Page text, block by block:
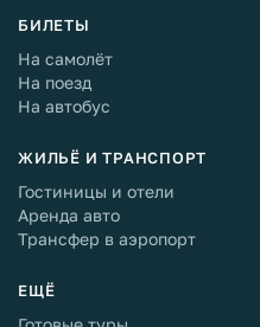
БИЛЕТЫ
На самолёт
На поезд
На автобус
ЖИЛЬЁ И ТРАНСПОРТ
Гостиницы и отели
Аренда авто
Трансфер в аэропорт
ЕЩЁ